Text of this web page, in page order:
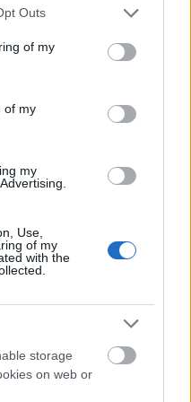
uses one or more Google
You may click to
its third-party tags to
purposes in below Google
Outs
of my
of my
my
Use,
of my
with the
storage
on web or
ธีที่เร็วที่สุดสำหรับสภาพ
ำคัญมากนัก คือการอัปเดต
ยเฉพาะในฐานข้อมูล AxDB
บำรุงรักษายังไม่ได้เปิดใช้
ำรุงรักษาถูกเปิดใช้งานอยู่
กษา ให้รันคำสั่งนี้: